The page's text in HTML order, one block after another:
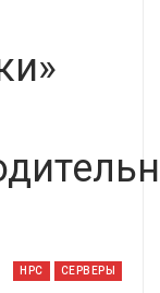
HPC СЕРВЕРЫ